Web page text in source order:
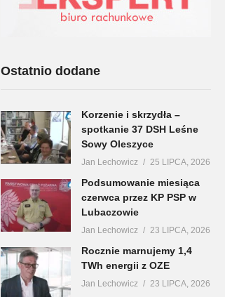
Ostatnio dodane
Korzenie i skrzydła –
spotkanie 37 DSH Leśne
Sowy Oleszyce
Jan Lechowicz 25 LIPCA, 2026
Podsumowanie miesiąca
czerwca przez KP PSP w
Lubaczowie
Jan Lechowicz 23 LIPCA, 2026
Rocznie marnujemy 1,4
TWh energii z OZE
Jan Lechowicz 23 LIPCA, 2026